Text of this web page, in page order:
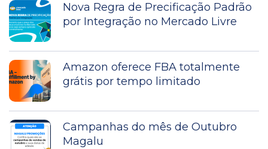
Nova Regra de Precificação Padrão
por Integração no Mercado Livre
Amazon oferece FBA totalmente
grátis por tempo limitado
Campanhas do mês de Outubro
Magalu